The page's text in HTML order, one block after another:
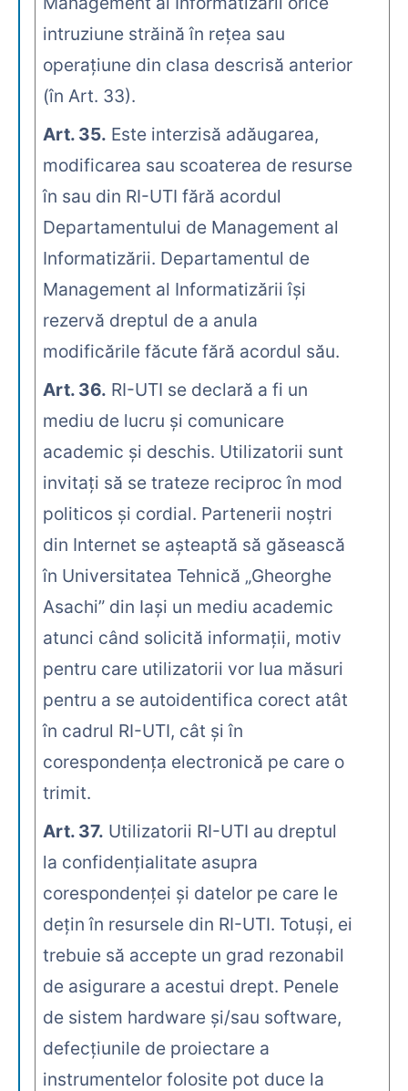
intruziune străină în reţea sau
operaţiune din clasa descrisă anterior
(în Art. 33).
Art. 35. Este interzisă adăugarea,
modificarea sau scoaterea de resurse
în sau din RI-UTI fără acordul
Departamentului de Management al
Informatizării. Departamentul de
Management al Informatizării îşi
rezervă dreptul de a anula
modificările făcute fără acordul său.
Art. 36. RI-UTI se declară a fi un
mediu de lucru şi comunicare
academic şi deschis. Utilizatorii sunt
invitaţi să se trateze reciproc în mod
politicos şi cordial. Partenerii noştri
din Internet se aşteaptă să găsească
în Universitatea Tehnică „Gheorghe
Asachi” din Iaşi un mediu academic
atunci când solicită informaţii, motiv
pentru care utilizatorii vor lua măsuri
pentru a se autoidentifica corect atât
în cadrul RI-UTI, cât şi în
corespondenţa electronică pe care o
trimit.
Art. 37. Utilizatorii RI-UTI au dreptul
la confidenţialitate asupra
corespondenţei şi datelor pe care le
deţin în resursele din RI-UTI. Totuşi, ei
trebuie să accepte un grad rezonabil
de asigurare a acestui drept. Penele
de sistem hardware şi/sau software,
defecţiunile de proiectare a
instrumentelor folosite pot duce la